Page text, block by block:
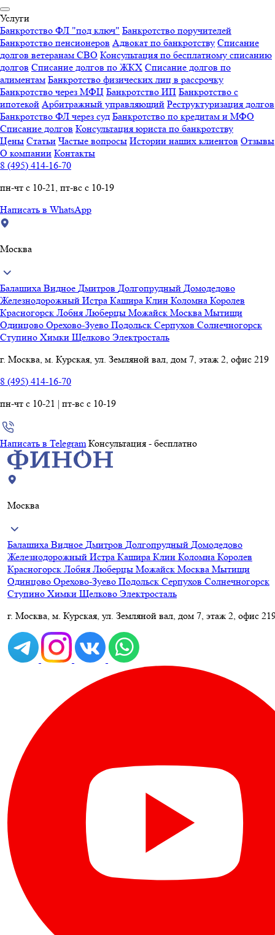
Услуги
Банкротство ФЛ "под ключ" Банкротство поручителей
Банкротство пенсионеров Адвокат по банкротству Списание
долгов ветеранам СВО Консультация по бесплатному списанию
долгов Списание долгов по ЖКХ Списание долгов по
алиментам Банкротство физических лиц в рассрочку
Банкротство через МФЦ Банкротство ИП Банкротство с
ипотекой Арбитражный управляющий Реструктуризация долгов
Банкротство ФЛ через суд Банкротство по кредитам и МФО
Списание долгов Консультация юриста по банкротству
Цены Статьи Частые вопросы Истории наших клиентов Отзывы
О компании Контакты
8 (495) 414-16-70
пн-чт с 10-21, пт-вс с 10-19
Написать в WhatsApp
Москва
Балашиха Видное Дмитров Долгопрудный Домодедово
Железнодорожный Истра Кашира Клин Коломна Королев
Красногорск Лобня Люберцы Можайск Москва Мытищи
Одинцово Орехово-Зуево Подольск Серпухов Солнечногорск
Ступино Химки Щелково Электросталь
г. Москва, м. Курская, ул. Земляной вал, дом 7, этаж 2, офис 219
8 (495) 414-16-70
пн-чт с 10-21 | пт-вс с 10-19
Написать в Telegram Консультация - бесплатно
Москва
Балашиха Видное Дмитров Долгопрудный Домодедово
Железнодорожный Истра Кашира Клин Коломна Королев
Красногорск Лобня Люберцы Можайск Москва Мытищи
Одинцово Орехово-Зуево Подольск Серпухов Солнечногорск
Ступино Химки Щелково Электросталь
г. Москва, м. Курская, ул. Земляной вал, дом 7, этаж 2, офис